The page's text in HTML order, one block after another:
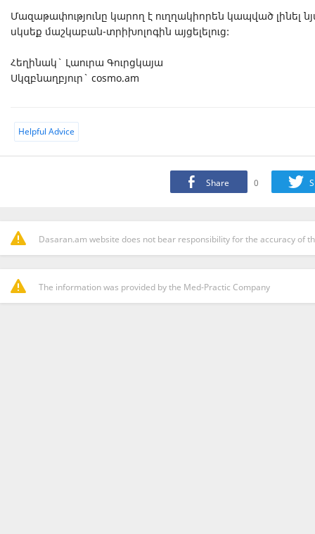
Մազաթափությունը կարող է ուղղակիորեն կապված լինել
սկսեք մաշկաբան-տրիխոլոգին այցելելուց:
Հեղինակ` Լաուրա Գուրցկայա
Սկզբնաղբյուր` cosmo.am
Helpful Advice
Share 0
Dasaran.am website does not bear responsibility for the accuracy of
The information was provided by the Med-Practic Company